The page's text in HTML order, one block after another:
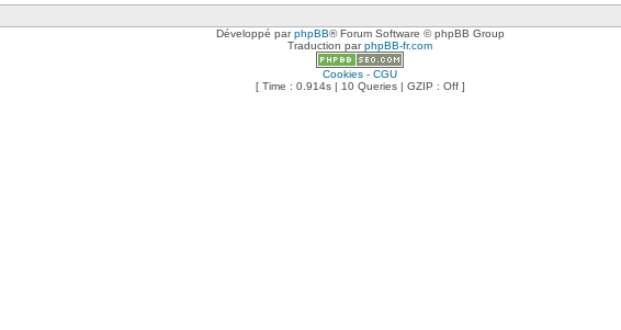
Développé parphpBB® Forum Software © phpBB Group
Traduction parphpBB-fr.com
Cookies - CGU
[ Time : 0.914s | 10 Queries | GZIP : Off ]